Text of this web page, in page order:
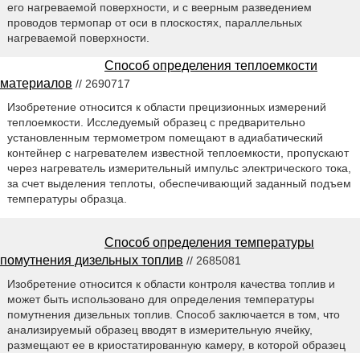
его нагреваемой поверхности, и с веерным разведением
проводов термопар от оси в плоскостях, параллельных
нагреваемой поверхности.
Способ определения теплоемкости
материалов // 2690717
Изобретение относится к области прецизионных измерений
теплоемкости. Исследуемый образец с предварительно
установленным термометром помещают в адиабатический
контейнер с нагревателем известной теплоемкости, пропускают
через нагреватель измерительный импульс электрического тока,
за счет выделения теплоты, обеспечивающий заданный подъем
температуры образца.
Способ определения температуры
помутнения дизельных топлив // 2685081
Изобретение относится к области контроля качества топлив и
может быть использовано для определения температуры
помутнения дизельных топлив. Способ заключается в том, что
анализируемый образец вводят в измерительную ячейку,
размещают ее в криостатированную камеру, в которой образец